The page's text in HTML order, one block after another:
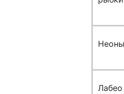
Неоны
Лабео